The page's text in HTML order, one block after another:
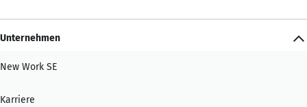
Unternehmen
New Work SE
Karriere